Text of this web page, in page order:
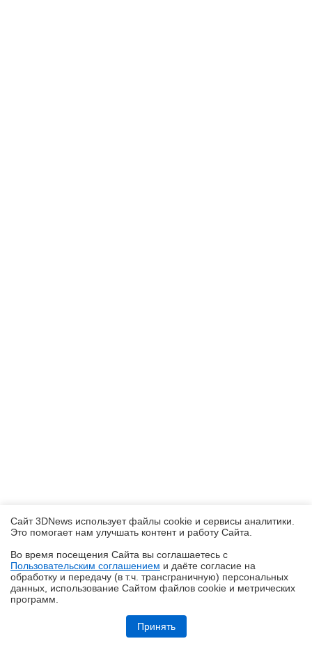
Обзор видеокарты Acer Nitro Radeon RX 9060 XT OC 8G: на что
Сайт 3DNews использует файлы cookie и сервисы аналитики.
Это помогает нам улучшать контент и работу Cайта.
Во время посещения Cайта вы соглашаетесь с
Пользовательским соглашением и даёте согласие на
обработку и передачу (в т.ч. трансграничную) персональных
данных, использование Cайтом файлов cookie и метрических
программ.
Принять